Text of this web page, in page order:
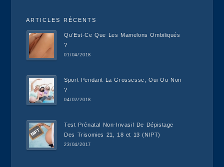
ARTICLES RÉCENTS
Qu’Est-Ce Que Les Mamelons Ombiliqués
?
01/04/2018
Sport Pendant La Grossesse, Oui Ou Non
?
04/02/2018
Test Prénatal Non-Invasif De Dépistage
Des Trisomies 21, 18 et 13 (NIPT)
23/04/2017